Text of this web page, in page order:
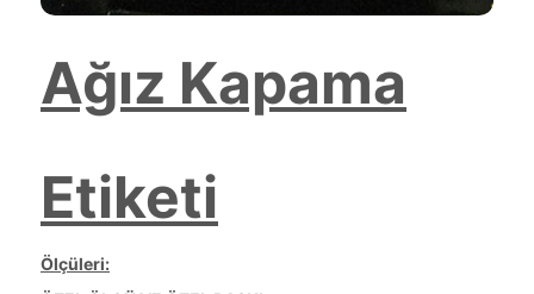
Ağız Kapama
Etiketi
Ölçüleri: